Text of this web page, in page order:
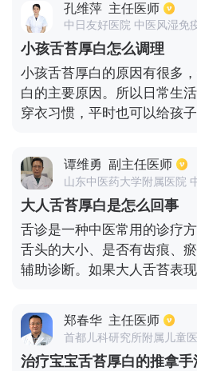
莫西林或者头孢等，适当服
冬或者太子参。同时还能选
到祛湿驱寒的效果，对于缓
用。要是舌苔厚白，还能选
改善。
孔维萍 主任医师
中日友好医院 中医风湿免
小孩舌苔厚白怎么调理
小孩舌苔厚白的原因有很多
白的主要原因。所以日常生
穿衣习惯，平时也可以给孩
养充足。多喝水，尽量补充
苔较厚较白，可以用薏仁熬
可清热解毒。也可以用淡竹
叶清火利尿，可有效的缓解
受的情况，淡竹叶还有调理
之外，还可以采用稻芽促消
毒，排除体内毒素。
谭维勇 副主任医师
山东中医药大学附属医院
大人舌苔厚白是怎么回事
舌诊是一种中医常用的诊疗
舌头的大小、是否有齿痕、
辅助诊断。如果大人舌苔表
物来治疗，可以选择藿香正
顺气丸等。饮食上也应该注
等。
郑春华 主任医师
首都儿科研究所附属儿童
治疗宝宝舌苔厚白的推拿手